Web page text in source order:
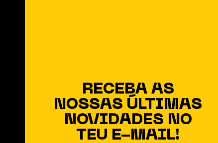
RECEBA AS
NOSSAS ÚLTIMAS
NOVIDADES NO
TEU E-MAIL!